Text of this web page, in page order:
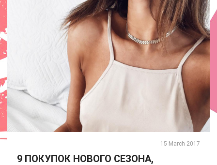
15 March 2017
9 ПОКУПОК НОВОГО СЕЗОНА,